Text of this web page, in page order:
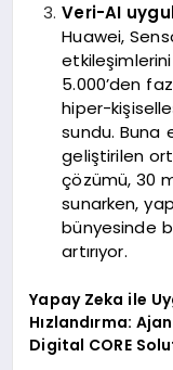
Veri-AI
Huawei,
5.000’den
hiper-
sundu. Buna
geliştirilen
çözümü, 30
sunarken,
bünyesinde
artırıyor.
Yapay Zeka ile
Hızlandırma:
Digital CORE